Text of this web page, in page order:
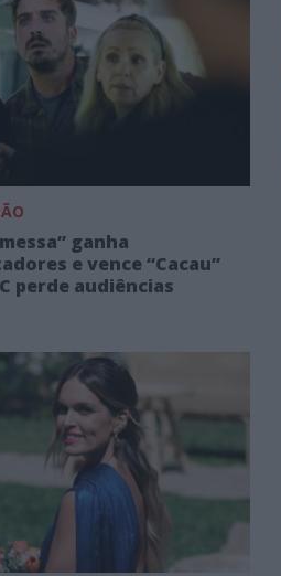
ganha
e vence “Cacau”
perde audiências